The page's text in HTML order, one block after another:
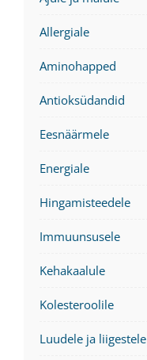
Allergiale
Aminohapped
Antioksüdandid
Eesnäärmele
Energiale
Hingamisteedele
Immuunsusele
Kehakaalule
Kolesteroolile
Luudele ja liigestele